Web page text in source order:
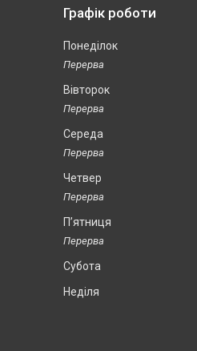
Графік роботи
Понеділок
Вівторок
Середа
Четвер
Пʼятниця
Субота
Неділя